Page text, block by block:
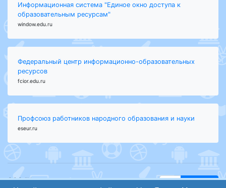
Информационная система "Единое окно доступа к
образовательным ресурсам"
window.edu.ru
Федеральный центр информационно-образовательных
ресурсов
fcior.edu.ru
Профсоюз работников народного образования и науки
eseur.ru
ООО "Центр